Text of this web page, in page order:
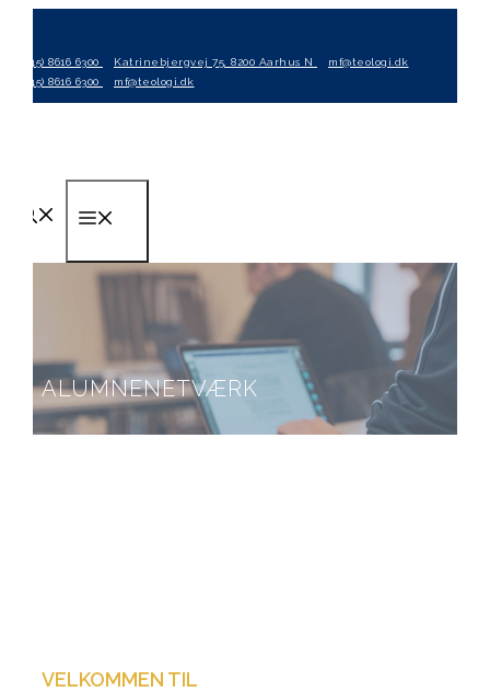
indhold
(+45) 8616 6300 Katrinebjergvej 75, 8200 Aarhus N
mf@teologi.dk
(+45) 8616 6300
mf@teologi.dk
ALUMNENETVÆRK
VELKOMMEN TIL